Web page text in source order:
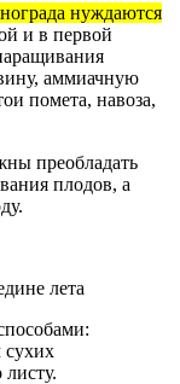
нуждаются
и в первой
аммиачную
помета, навоза,
преобладать
плодов, а
лета
сухих